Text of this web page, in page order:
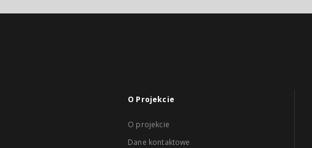
O Projekcie
O projekcie
Dane kontaktowe